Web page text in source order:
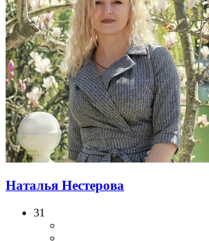
Наталья Нестерова
31